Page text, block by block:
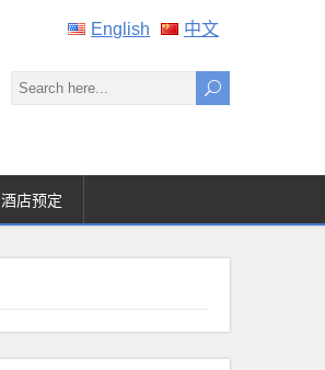
English 中文
酒店预定